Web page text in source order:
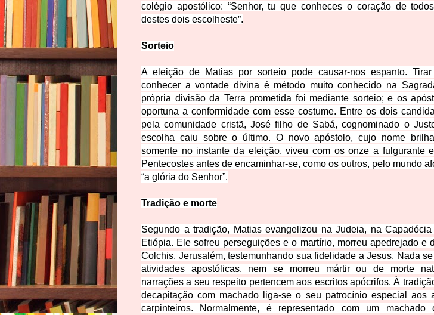
colégio apostólico: “Senhor, tu que conheces o coração de
destes dois escolheste”.
Sorteio
A eleição de Matias por sorteio pode causar-nos espanto.
conhecer a vontade divina é método muito conhecido na
própria divisão da Terra prometida foi mediante sorteio; e os
oportuna a conformidade com esse costume. Entre os dois
pela comunidade cristã, José filho de Sabá, cognominado o
escolha caiu sobre o último. O novo apóstolo, cujo nome
somente no instante da eleição, viveu com os onze a fulgurante
Pentecostes antes de encaminhar-se, como os outros, pelo mundo
“a glória do Senhor”.
Tradição e morte
Segundo a tradição, Matias evangelizou na Judeia, na
Etiópia. Ele sofreu perseguições e o martírio, morreu apedrejado e
Colchis, Jerusalém, testemunhando sua fidelidade a Jesus. Nada
atividades apostólicas, nem se morreu mártir ou de morte
narrações a seu respeito pertencem aos escritos apócrifos. À
decapitação com machado liga-se o seu patrocínio especial aos
carpinteiros. Normalmente, é representado com um machado